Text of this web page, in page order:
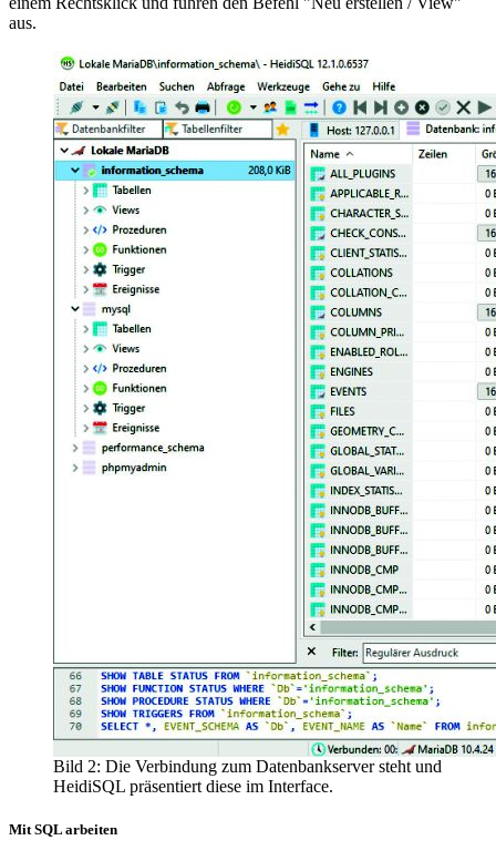
aus.
Bild 2: Die Verbindung zum Datenbankserver steht und
HeidiSQL präsentiert diese im Interface.
Mit SQL arbeiten